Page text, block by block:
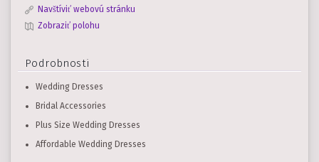
Navštíviť webovú stránku
Zobraziť polohu
Podrobnosti
Wedding Dresses
Bridal Accessories
Plus Size Wedding Dresses
Affordable Wedding Dresses